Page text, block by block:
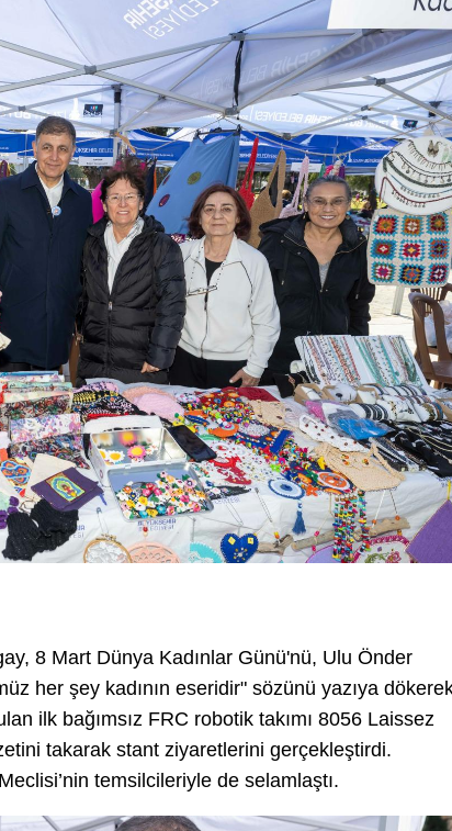
8 Mart Dünya Kadınlar Günü'nü, Ulu Önder
her şey kadının eseridir" sözünü yazıya
ilk bağımsız FRC robotik takımı 8056 Laissez
takarak stant ziyaretlerini gerçekleştirdi.
temsilcileriyle de selamlaştı.